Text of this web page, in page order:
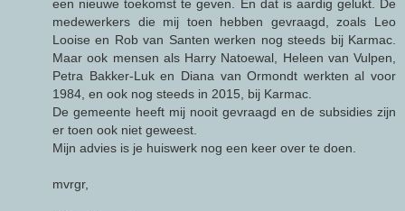
een nieuwe toekomst te geven. En dat is aardig gelukt. De
medewerkers die mij toen hebben gevraagd, zoals Leo
Looise en Rob van Santen werken nog steeds bij Karmac.
Maar ook mensen als Harry Natoewal, Heleen van Vulpen,
Petra Bakker-Luk en Diana van Ormondt werkten al voor
1984, en ook nog steeds in 2015, bij Karmac.
De gemeente heeft mij nooit gevraagd en de subsidies zijn
er toen ook niet geweest.
Mijn advies is je huiswerk nog een keer over te doen.
mvrgr,